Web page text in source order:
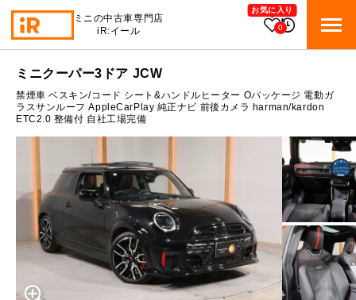
ミニの中古車専門店
iR:イール
お気に入り
0
ROVER MINI
TRADE 買取
TOP
iRの買取が他社よりも高い理由
MAINTENANCE メンテナンス
TOP
BLOG & MEDIA ブログ＆メディア
営業時間
10:00～18:00
定休日
月曜日（祝日の場合は火曜日）
ローン参考価格
通常ローンの場合
月々支払額 5 万円
総支払額 610.2 万円
頭金 50 万円
支払回数 84 回
ボーナス支払回数/年 2 回
ミニクーパー3ドア JCW
禁煙車 ベスキン/コード シート&ハンドルヒーター Oパッケージ 電動ガ
ラスサンルーフ AppleCarPlay 純正ナビ 前後カメラ harman/kardon
ETC2.0 整備付 自社工場完備